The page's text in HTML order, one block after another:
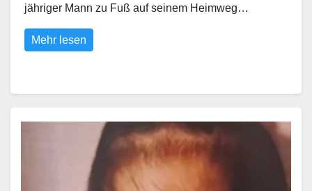
jähriger Mann zu Fuß auf seinem Heimweg…
Mehr lesen